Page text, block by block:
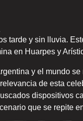
tarde y sin lluvia.
en Huarpes y
y el mundo
de esta
dispositivos
que se repite